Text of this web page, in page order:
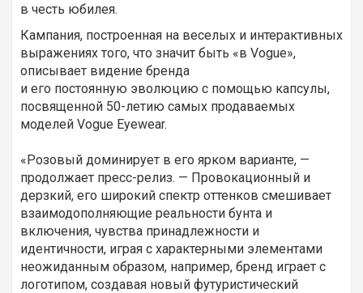
в честь юбилея.
Кампания, построенная на веселых и интерактивных
выражениях того, что значит быть «в Vogue»,
описывает видение бренда
и его постоянную эволюцию с помощью капсулы,
посвященной 50-летию самых продаваемых
моделей Vogue Eyewear.
«Розовый доминирует в его ярком варианте, —
продолжает пресс-релиз. — Провокационный и
дерзкий, его широкий спектр оттенков смешивает
взаимодополняющие реальности бунта и
включения, чувства принадлежности и
идентичности, играя с характерными элементами
неожиданным образом, например, бренд играет с
логотипом, создавая новый футуристический